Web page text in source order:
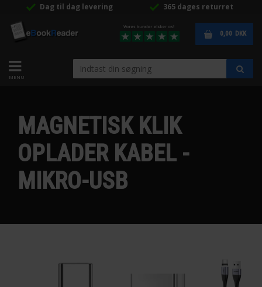
Dag til dag levering 365 dages returret
0,00 DKK
MAGNETISK KLIK
OPLADER KABEL -
MIKRO-USB